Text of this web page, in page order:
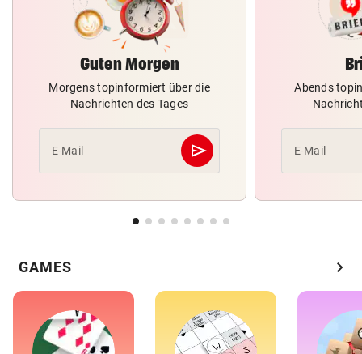
Guten Morgen
Morgens topinformiert über die
Nachrichten des Tages
E-Mail send
Abschicken
Abends
E-Mail
GAMES chevron_right